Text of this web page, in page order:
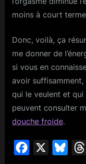
moins à court
Donc, voilà, ça
me donner de
si vous en
avoir
qui le veulent et qui
peuvent consulter
douche froide.
X